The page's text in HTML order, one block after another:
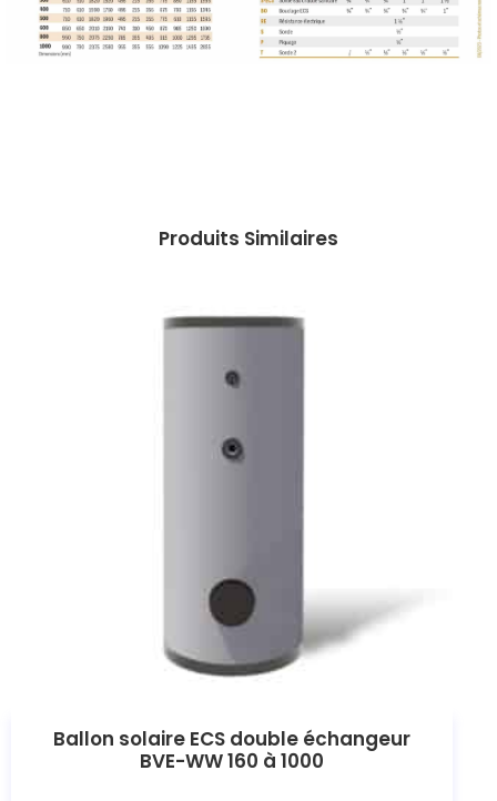
Produits Similaires
Ballon solaire ECS double échangeur
BVE-WW 160 à 1000